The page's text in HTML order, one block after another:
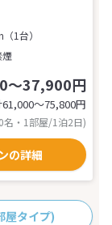
1台）
～37,900円
61,000〜75,800円
名・1部屋/1泊2日)
の詳細
屋タイプ)